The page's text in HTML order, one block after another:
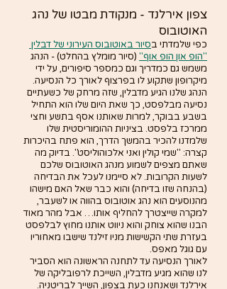
צפון אירלנד - מנקודת מבטו של נהג
האוטובוס
כפי שלמדתי בסיור באוטובוס העירוני של דבלין
"הופ און הופ אוף" (סיור מומלץ בהחלט) - הנהג
משמש גם כמדריך וגם כמספר סיפורים, על ידי
מיקרופון שתקוע לו בפרצוף לאורך כל הנסיעה.
הנהג שלנו הגיע מדבלין, שזה מרחק של כשעתיים
נסיעה מבלפסט, כך שאת היום שלו הוא התחיל
בשבע בבוקר, למרות שאותנו אסף בתשע וחצי
ממרכז בלפסט. בציניות ההומוריסטית שלו
שלמדנו להכיר בהמשך הדרך, הוא פתח בהיכרות
קצרה: "שמי קולין ואני אלכוהוליסט". בדיוק מה
שאתם מצפים לשמוע מנהג האוטובוס שלכם
לשעות הקרובות. לא סיימנו לעכל את הבדיחה
(בהנחה שזו בדיחה) והוא כבר שאל האם מישהו
מהנוסעים הוא נהג אוטובוס בהווה או לשעבר,
למקרה שייצטרך להחליף אותו… אבל מהר מאוד
הבנו שהוא צוחק והוא ניווט אותנו מחוץ לבלפסט
בעזרת שתי הקשישות מניו זילנד שישבו מאחוריו
עם גוגל מאפס.
לאורך הנסיעה עד לתחנה הראשונה הוא הסביר
לנו שהוא מגיע מדבלין, השייכת לרפובליקה של
אירלנד ושאנחנו כעת בצפון, השייך לבריטניה.